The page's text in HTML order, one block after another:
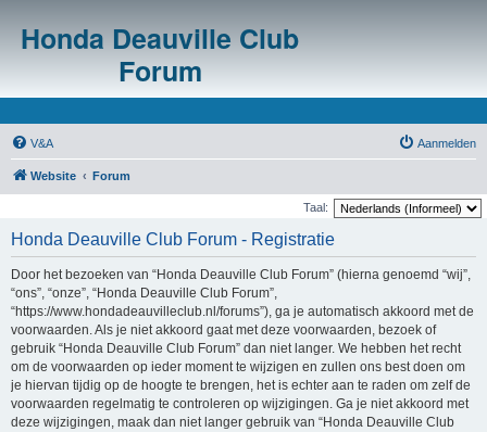
Honda Deauville Club
Forum
V&A Aanmelden
Website Forum
Taal:
Honda Deauville Club Forum - Registratie
Door het bezoeken van “Honda Deauville Club Forum” (hierna genoemd “wij”,
“ons”, “onze”, “Honda Deauville Club Forum”,
“https://www.hondadeauvilleclub.nl/forums”), ga je automatisch akkoord met de
voorwaarden. Als je niet akkoord gaat met deze voorwaarden, bezoek of
gebruik “Honda Deauville Club Forum” dan niet langer. We hebben het recht
om de voorwaarden op ieder moment te wijzigen en zullen ons best doen om
je hiervan tijdig op de hoogte te brengen, het is echter aan te raden om zelf de
voorwaarden regelmatig te controleren op wijzigingen. Ga je niet akkoord met
deze wijzigingen, maak dan niet langer gebruik van “Honda Deauville Club